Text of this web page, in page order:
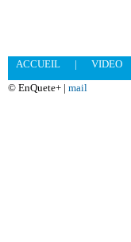
ACCUEIL | VIDEO
© EnQuete+ | mail